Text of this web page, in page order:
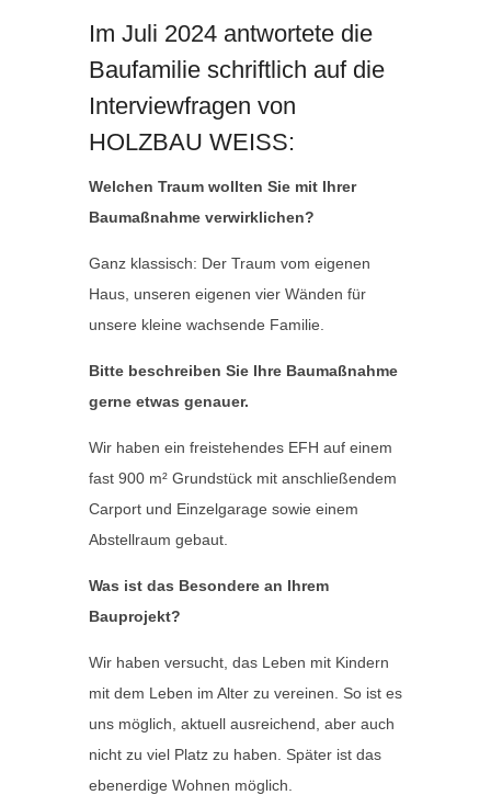
Im Juli 2024 antwortete die
Baufamilie schriftlich auf die
Interviewfragen von
HOLZBAU WEISS:
Welchen Traum wollten Sie mit Ihrer
Baumaßnahme verwirklichen?
Ganz klassisch: Der Traum vom eigenen
Haus, unseren eigenen vier Wänden für
unsere kleine wachsende Familie.
Bitte beschreiben Sie Ihre Baumaßnahme
gerne etwas genauer.
Wir haben ein freistehendes EFH auf einem
fast 900 m² Grundstück mit anschließendem
Carport und Einzelgarage sowie einem
Abstellraum gebaut.
Was ist das Besondere an Ihrem
Bauprojekt?
Wir haben versucht, das Leben mit Kindern
mit dem Leben im Alter zu vereinen. So ist es
uns möglich, aktuell ausreichend, aber auch
nicht zu viel Platz zu haben. Später ist das
ebenerdige Wohnen möglich.